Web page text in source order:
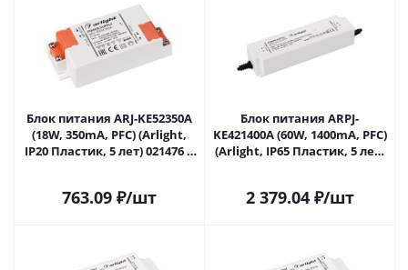
Блок питания ARJ-KE52350A
(18W, 350mA, PFC) (Arlight,
IP20 Пластик, 5 лет) 021476 в
763.09 ₽/шт
Блок питания ARPJ-
KE421400A (60W, 1400mA, PFC)
(Arlight, IP65 Пластик, 5 лет)
2 379.04₽/шт